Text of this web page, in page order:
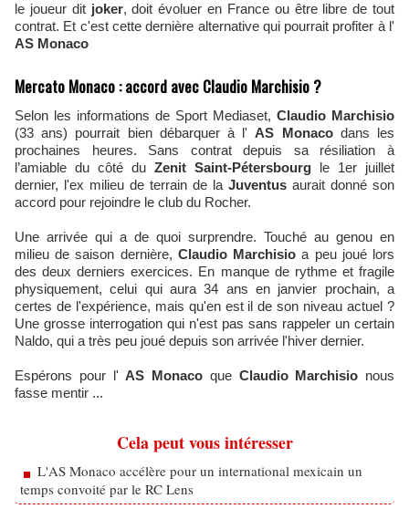
le joueur dit joker, doit évoluer en France ou être libre de tout
contrat. Et c'est cette dernière alternative qui pourrait profiter à l'
AS Monaco
Mercato Monaco : accord avec Claudio Marchisio ?
Selon les informations de Sport Mediaset, Claudio Marchisio
(33 ans) pourrait bien débarquer à l'AS Monacodans les
prochaines heures. Sans contrat depuis sa résiliation à
l’amiable du côté du Zenit Saint-Pétersbourg le 1er juillet
dernier, l'ex milieu de terrain de la Juventus aurait donné son
accord pour rejoindre le club du Rocher.
Une arrivée qui a de quoi surprendre. Touché au genou en
milieu de saison dernière, Claudio Marchisio a peu joué lors
des deux derniers exercices. En manque de rythme et fragile
physiquement, celui qui aura 34 ans en janvier prochain, a
certes de l'expérience, mais qu'en est il de son niveau actuel ?
Une grosse interrogation qui n'est pas sans rappeler un certain
Naldo, qui a très peu joué depuis son arrivée l'hiver dernier.
Espérons pour l'AS Monaco que Claudio Marchisio nous
fasse mentir ...
Cela peut vous intéresser
L'AS Monaco accélère pour un international mexicain un
temps convoité par le RC Lens